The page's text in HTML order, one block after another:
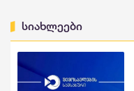
სიახლეები